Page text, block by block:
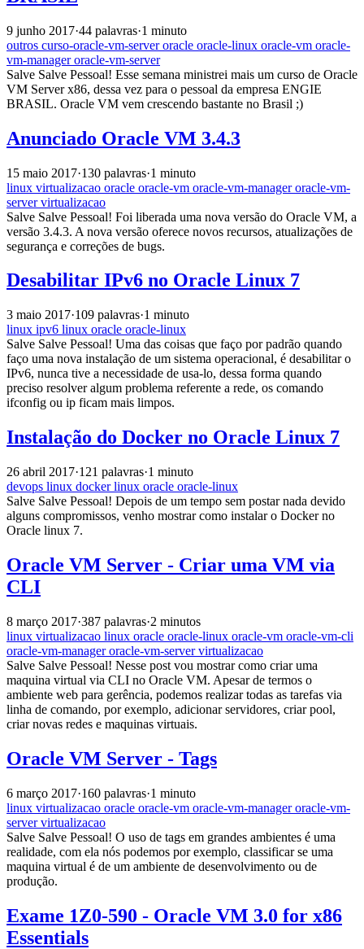
9 junho 2017·44 palavras·1 minuto
outros curso-oracle-vm-serveroracle oracle-linux oracle-vm oracle-
vm-manageroracle-vm-server
Salve Salve Pessoal! Esse semana ministrei mais um curso de Oracle
VM Server x86, dessa vez para o pessoal da empresa ENGIE
BRASIL. Oracle VM vem crescendo bastante no Brasil ;)
Anunciado Oracle VM 3.4.3
15 maio 2017·130 palavras·1 minuto
linux virtualizacao oracle oracle-vm oracle-vm-manageroracle-vm-
servervirtualizacao
Salve Salve Pessoal! Foi liberada uma nova versão do Oracle VM, a
versão 3.4.3. A nova versão oferece novos recursos, atualizações de
segurança e correções de bugs.
Desabilitar IPv6 no Oracle Linux 7
3 maio 2017·109 palavras·1 minuto
linux ipv6 linux oracle oracle-linux
Salve Salve Pessoal! Uma das coisas que faço por padrão quando
faço uma nova instalação de um sistema operacional, é desabilitar o
IPv6, nunca tive a necessidade de usa-lo, dessa forma quando
preciso resolver algum problema referente a rede, os comando
ifconfig ou ip ficam mais limpos.
Instalação do Docker no Oracle Linux 7
26 abril 2017·121 palavras·1 minuto
devops linux dockerlinux oracle oracle-linux
Salve Salve Pessoal! Depois de um tempo sem postar nada devido
alguns compromissos, venho mostrar como instalar o Docker no
Oracle linux 7.
Oracle VM Server - Criar uma VM via
CLI
8 março 2017·387 palavras·2 minutos
linux virtualizacao linux oracle oracle-linux oracle-vm oracle-vm-cli
oracle-vm-manageroracle-vm-servervirtualizacao
Salve Salve Pessoal! Nesse post vou mostrar como criar uma
maquina virtual via CLI no Oracle VM. Apesar de termos o
ambiente web para gerência, podemos realizar todas as tarefas via
linha de comando, por exemplo, adicionar servidores, criar pool,
criar novas redes e maquinas virtuais.
Oracle VM Server - Tags
6 março 2017·160 palavras·1 minuto
linux virtualizacao oracle oracle-vm oracle-vm-manageroracle-vm-
servervirtualizacao
Salve Salve Pessoal! O uso de tags em grandes ambientes é uma
realidade, com ela nós podemos por exemplo, classificar se uma
maquina virtual é de um ambiente de desenvolvimento ou de
produção.
Exame 1Z0-590 - Oracle VM 3.0 for x86
Essentials